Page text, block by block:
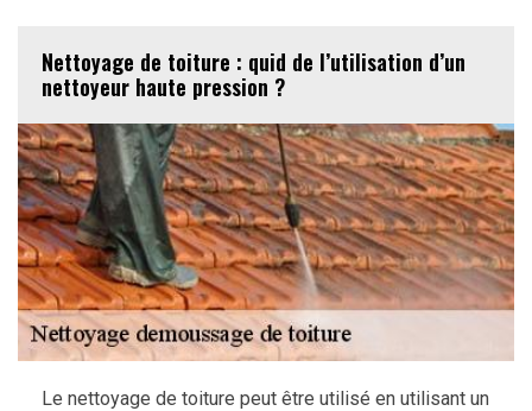
Nettoyage de toiture : quid de l’utilisation d’un
nettoyeur haute pression ?
Le nettoyage de toiture peut être utilisé en utilisant un